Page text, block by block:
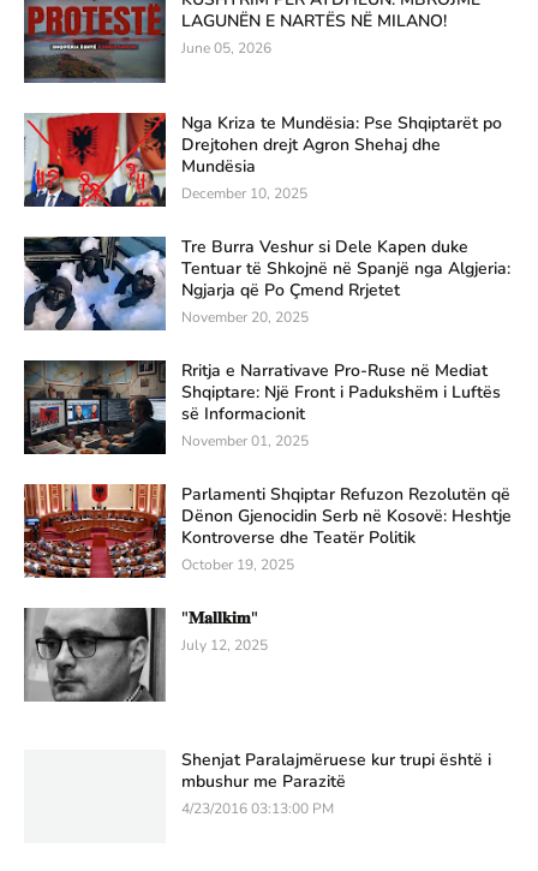
LAGUNËN E NARTËS NË MILANO!
June 05, 2026
Nga Kriza te Mundësia: Pse Shqiptarët po
Drejtohen drejt Agron Shehaj dhe
Mundësia
December 10, 2025
Tre Burra Veshur si Dele Kapen duke
Tentuar të Shkojnë në Spanjë nga Algjeria:
Ngjarja që Po Çmend Rrjetet
November 20, 2025
Rritja e Narrativave Pro-Ruse në Mediat
Shqiptare: Një Front i Padukshëm i Luftës
së Informacionit
November 01, 2025
Parlamenti Shqiptar Refuzon Rezolutën që
Dënon Gjenocidin Serb në Kosovë: Heshtje
Kontroverse dhe Teatër Politik
October 19, 2025
"𝐌𝐚𝐥𝐥𝐤𝐢𝐦"
July 12, 2025
Shenjat Paralajmëruese kur trupi është i
mbushur me Parazitë
4/23/2016 03:13:00 PM